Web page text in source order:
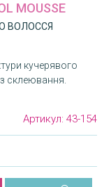
MOUSSE
ВОЛОССЯ
кучерявого
склеювання.
Артикул: 43-154